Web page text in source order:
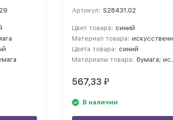
Артикул: S28431.02
Цвет товара: синий
Материал товара: искусственная кожа, переработанный картон, бумага
Цвета товара: синий
Материалы товара: бумага; искусственная кожа; переработанный картон/бумага; картон
567,33 ₽
В наличии